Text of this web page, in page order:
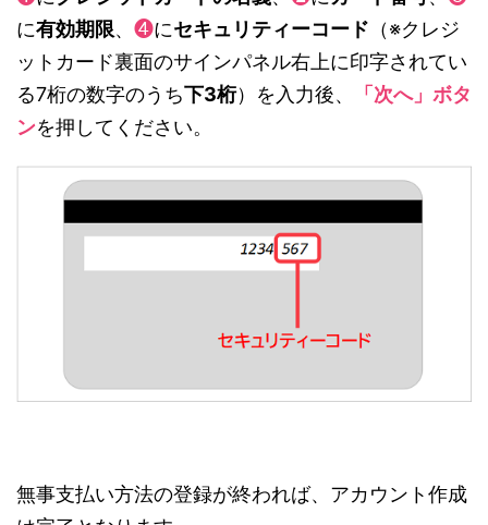
に有効期限、 ❹にセキュリティーコード （※クレジ
ットカード裏面のサインパネル右上に印字されてい
る7桁の数字のうち下3桁）を入力後、
「次へ」ボタ
ンを押してください。
無事支払い方法の登録が終われば、アカウント作成